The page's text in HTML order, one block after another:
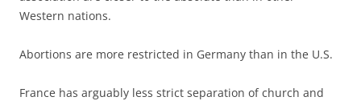
Western nations.
Abortions are more restricted in Germany than in the U.S.
France has arguably less strict separation of church and